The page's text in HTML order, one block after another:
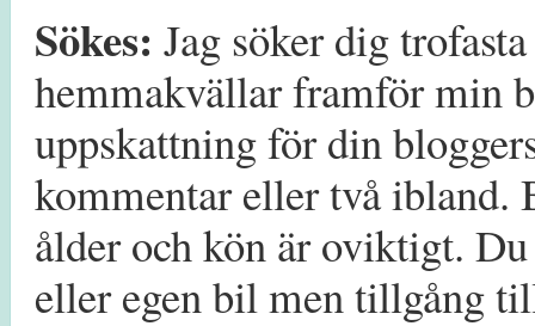
Sökes: Jag söker dig
hemmakvällar framför min
uppskattning för din
kommentar eller två ibland.
ålder och kön är oviktigt.
eller egen bil men tillgång